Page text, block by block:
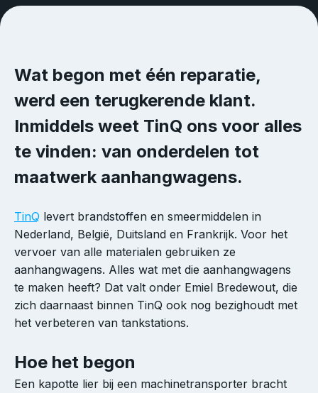
Wat begon met één reparatie,
werd een terugkerende klant.
Inmiddels weet TinQ ons voor alles
te vinden: van onderdelen tot
maatwerk aanhangwagens.
TinQ levert brandstoffen en smeermiddelen in
Nederland, België, Duitsland en Frankrijk. Voor het
vervoer van alle materialen gebruiken ze
aanhangwagens. Alles wat met die aanhangwagens
te maken heeft? Dat valt onder Emiel Bredewout, die
zich daarnaast binnen TinQ ook nog bezighoudt met
het verbeteren van tankstations.
Hoe het begon
Een kapotte lier bij een machinetransporter bracht